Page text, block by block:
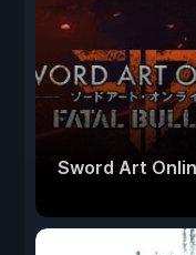
Sword Art